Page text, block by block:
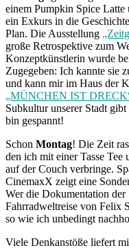
einem Pumpkin Spice Latte
ein Exkurs in die
Plan. Die Ausstellung
große Retrospektive zum
Konzeptkünstlerin wurde
Zugegeben: Ich kannte sie
und kann mir im Haus der
„MÜNCHEN IST
Subkultur unserer Stadt
bin gespannt!
Schon Montag! Die Zeit
den ich mit einer Tasse Tee
auf der Couch verbringe.
CinemaxX zeigt eine
Wer die Dokumentation
Fahrradweltreise von Felix
so wie ich unbedingt
Viele Denkanstöße liefert